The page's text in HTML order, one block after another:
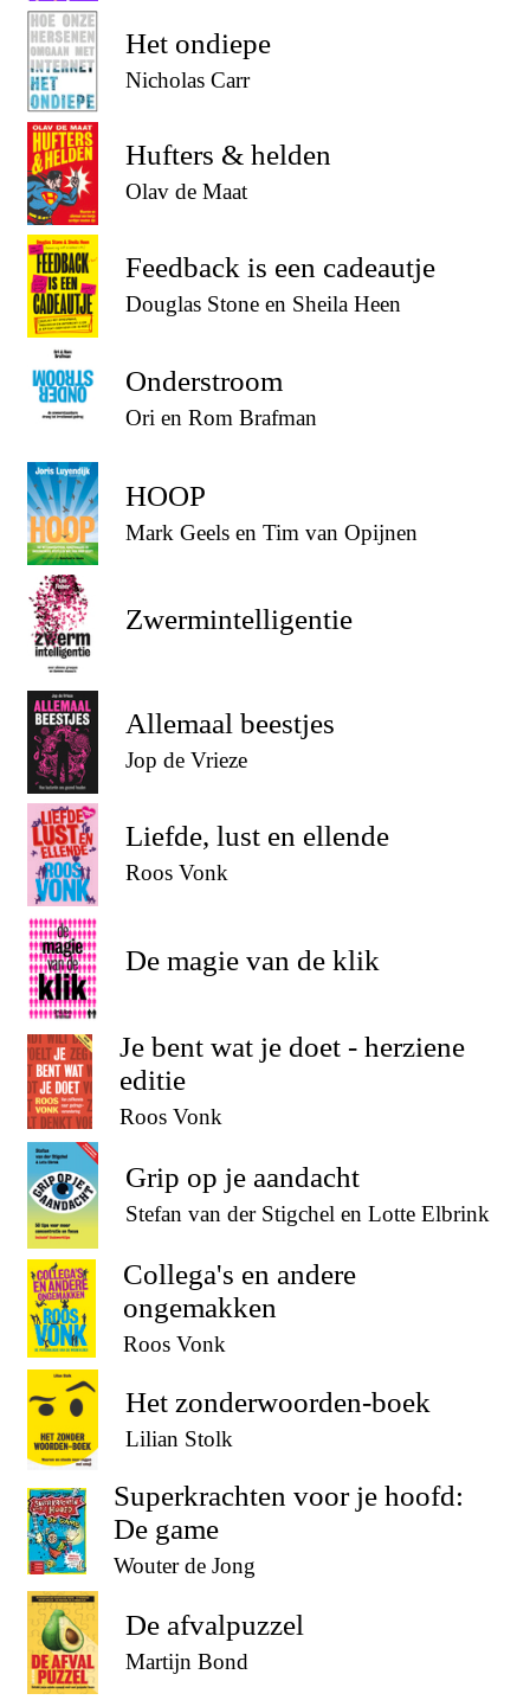
Het ondiepe
Nicholas Carr
Hufters & helden
Olav de Maat
Feedback is een cadeautje
Douglas Stone en Sheila Heen
Onderstroom
Ori en Rom Brafman
HOOP
Mark Geels en Tim van Opijnen
Zwermintelligentie
Allemaal beestjes
Jop de Vrieze
Liefde, lust en ellende
Roos Vonk
De magie van de klik
Je bent wat je doet - herziene
editie
Roos Vonk
Grip op je aandacht
Stefan van der Stigchel en Lotte Elbrink
Collega's en andere
ongemakken
Roos Vonk
Het zonderwoorden-boek
Lilian Stolk
Superkrachten voor je hoofd:
De game
Wouter de Jong
De afvalpuzzel
Martijn Bond